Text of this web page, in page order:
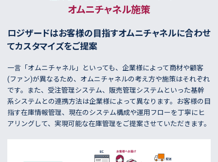
オムニチャネル施策
ロジザードはお客様の目指すオムニチャネルに合わせ
てカスタマイズをご提案
一言「オムニチャネル」といっても、企業様によって商材や顧客
(ファン)が異なるため、オムニチャネルの考え方や施策はそれぞれ
です。また、受注管理システム、販売管理システムといった基幹
系システムとの連携方法は企業様によって異なります。お客様の目
指す在庫情報管理、現在のシステム構成や運用フローを丁寧にヒ
アリングして、実現可能な在庫管理をご提案させていただきます。